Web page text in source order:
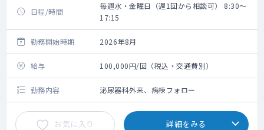
日程/時間
毎週水・金曜日（週1回から相談可） 8:30～
17:15
勤務開始時期 2026年8月
給与 100,000円/回（税込・交通費別）
勤務内容 泌尿器科外来、病棟フォロー
お気に入り 詳細をみる